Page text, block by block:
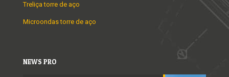
Treliça torre de aço
Microondas torre de aço
NEWS PRO